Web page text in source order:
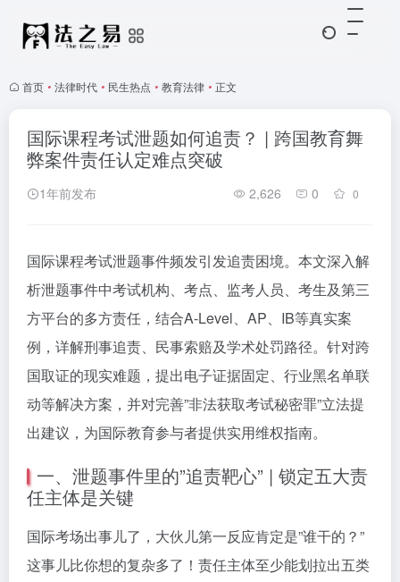
首页 • 法律时代 • 民生热点 • 教育法律 • 正文
国际课程考试泄题如何追责？ | 跨国教育舞
弊案件责任认定难点突破
1年前发布 2,626 0 0
国际课程考试泄题事件频发引发追责困境。本文深入解
析泄题事件中考试机构、考点、监考人员、考生及第三
方平台的多方责任，结合A-Level、AP、IB等真实案
例，详解刑事追责、民事索赔及学术处罚路径。针对跨
国取证的现实难题，提出电子证据固定、行业黑名单联
动等解决方案，并对完善”非法获取考试秘密罪”立法提
出建议，为国际教育参与者提供实用维权指南。
一、泄题事件里的”追责靶心” | 锁定五大责
任主体是关键
国际考场出事儿了，大伙儿第一反应肯定是”谁干的？”
这事儿比你想的复杂多了！责任主体至少能划拉出五类